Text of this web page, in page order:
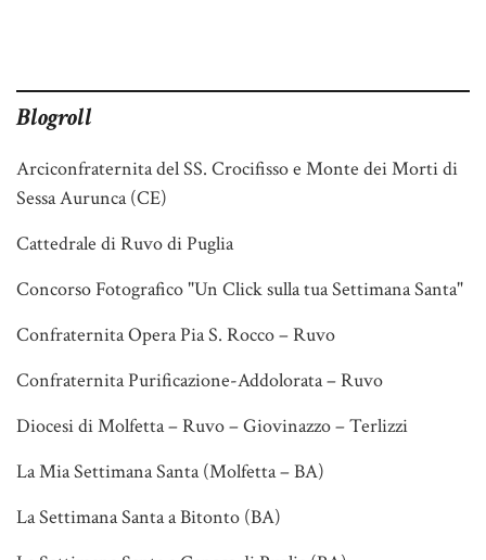
Blogroll
Arciconfraternita del SS. Crocifisso e Monte dei Morti di
Sessa Aurunca (CE)
Cattedrale di Ruvo di Puglia
Concorso Fotografico "Un Click sulla tua Settimana Santa"
Confraternita Opera Pia S. Rocco – Ruvo
Confraternita Purificazione-Addolorata – Ruvo
Diocesi di Molfetta – Ruvo – Giovinazzo – Terlizzi
La Mia Settimana Santa (Molfetta – BA)
La Settimana Santa a Bitonto (BA)